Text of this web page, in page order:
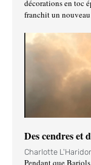
décorations en toc
franchit un
Des cendres et
Charlotte
Pendant que